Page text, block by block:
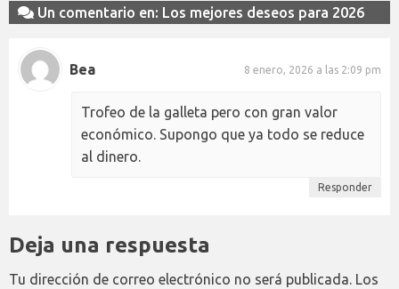
Un comentario en: Los mejores deseos para 2026
Bea 8 enero, 2026 a las 2:09 pm
Trofeo de la galleta pero con gran valor
económico. Supongo que ya todo se reduce
al dinero.
Responder
Deja una respuesta
Tu dirección de correo electrónico no será publicada. Los